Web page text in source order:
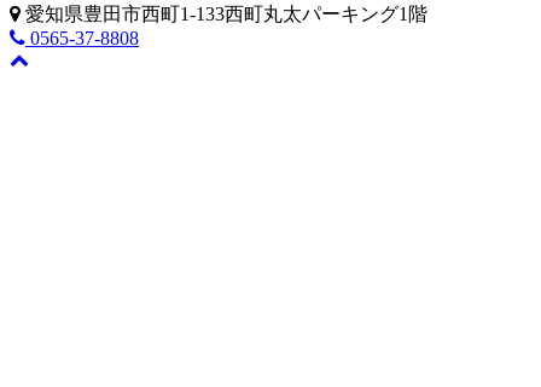
愛知県豊田市西町1-133西町丸太パーキング1階
0565-37-8808